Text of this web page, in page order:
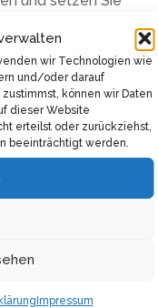
wir Technologien wie
und/oder darauf
können wir Daten
dieser Website
erteilst oder zurückziehst,
beeinträchtigt werden.
Impressum
und
dann sind unsere
Diese Schoten
und asiatische
und Suppen.
dieser
sie, um Ihre
wunderbar